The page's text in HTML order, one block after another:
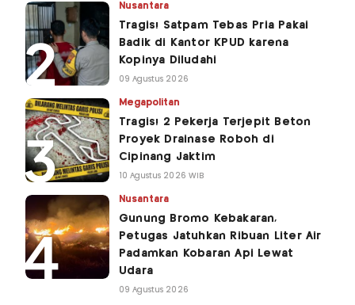
Nusantara
Tragis! Satpam Tebas Pria Pakai
Badik di Kantor KPUD karena
Kopinya Diludahi
09 Agustus 2026
Megapolitan
Tragis! 2 Pekerja Terjepit Beton
Proyek Drainase Roboh di
Cipinang Jaktim
10 Agustus 2026 WIB
Nusantara
Gunung Bromo Kebakaran,
Petugas Jatuhkan Ribuan Liter Air
Padamkan Kobaran Api Lewat
Udara
09 Agustus 2026